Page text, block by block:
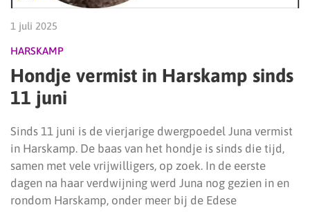
1 juli 2025
HARSKAMP
Hondje vermist in Harskamp sinds
11 juni
Sinds 11 juni is de vierjarige dwergpoedel Juna vermist
in Harskamp. De baas van het hondje is sinds die tijd,
samen met vele vrijwilligers, op zoek. In de eerste
dagen na haar verdwijning werd Juna nog gezien in en
rondom Harskamp, onder meer bij de Edese